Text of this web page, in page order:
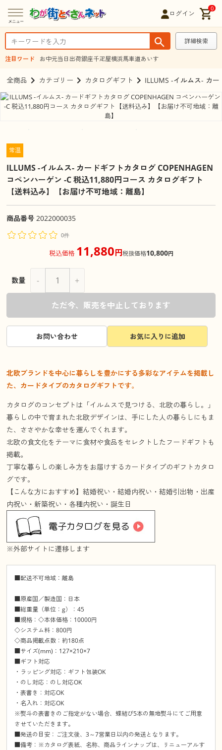
ログイン
0
詳細検索
注目ワード お中元当日出荷銀座千疋屋横浜馬車道あいす
全商品 カテゴリー カタログギフト ILLUMS -イルムス- カ
常温
ILLUMS -イルムス- カードギフトカタログ COPENHAGEN
コペンハーゲン -C 税込11,880円コース カタログギフト
【送料込み】【お届け不可地域：離島】
商品番号 2022000035
0件
税込価格 11,880円税抜価格10,800円
数量 - +
ただ今、販売を中止しております
お問い合わせ お気に入りに追加
北欧ブランドを中心に暮らしを豊かにする多彩なアイテムを掲載し
た、カードタイプのカタログギフトです。
カタログのコンセプトは「イルムスで見つける、北欧の暮らし。」
暮らしの中で育まれた北欧デザインは、手にした人の暮らしにもま
た、ささやかな幸せを運んでくれます。
北欧の食文化をテーマに食材や食品をセレクトしたフードギフトも
掲載。
丁寧な暮らしの楽しみ方をお届けするカードタイプのギフトカタロ
グです。
【こんな方におすすめ】結婚祝い・結婚内祝い・結婚引出物・出産
内祝い・新築祝い・各種内祝い・誕生日
※外部サイトに遷移します
■配送不可地域：離島
■原産国／製造国：日本
■総重量（単位：g）：45
■規格：◇本体価格：10000円
◇システム料：800円
◇商品掲載点数：約180点
■サイズ(mm)：127×210×7
■ギフト対応
・ラッピング対応：ギフト包装OK
・のし対応：のし対応OK
・表書き：対応OK
・名入れ：対応OK
※熨斗の表書きのご指定がない場合、蝶結び5本の無地熨斗にてご用意
させていただきます。
■発送の目安：ご注文後、3～7営業日以内の発送となります。
■備考：※カタログ表紙、名称、商品ラインナップは、リニューアルす